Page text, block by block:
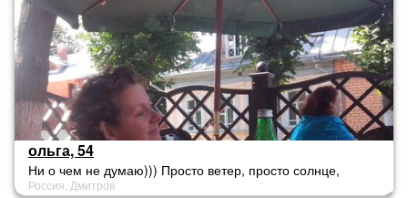
ольга, 54
Ни о чем не думаю))) Просто ветер, просто солнце,
просто новые горизонты...
Россия, Дмитров